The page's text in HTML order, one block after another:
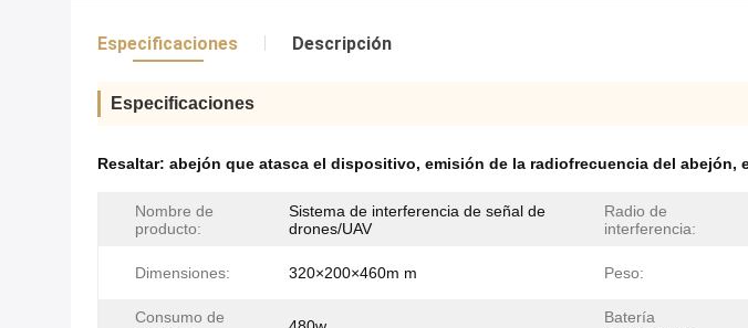
Especificaciones Descripción
Especificaciones
Resaltar: abejón que atasca el dispositivo, emisión de la radiofrecuencia del abejón,
Nombre de
producto:
Sistema de interferencia de señal de
drones/UAV
Radio de
interferencia:
Dimensiones: 320×200×460m m Peso:
Consumo de
Batería